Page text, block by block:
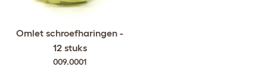
Omlet schroefharingen -
12 stuks
009.0001